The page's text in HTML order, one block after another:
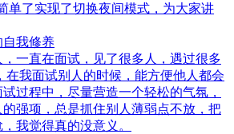
单了实现了切换夜间模式，为大家讲
自我修养
一直在面试，见了很多人，遇过很多
在我面试别人的时候，能方便他人都会
过程中，尽量营造一个轻松的气氛，
的强项，总是抓住别人薄弱点不放，把
我觉得真的没意义。